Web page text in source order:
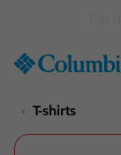
TO
SKIP
T-shirts